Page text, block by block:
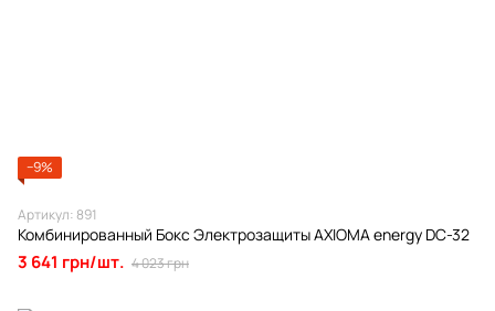
−9%
Артикул: 891
Комбинированный Бокс Электрозащиты AXIOMA energy DC-32
3 641 грн/шт. 4 023 грн